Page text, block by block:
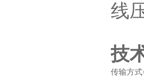
线
技
传输方式